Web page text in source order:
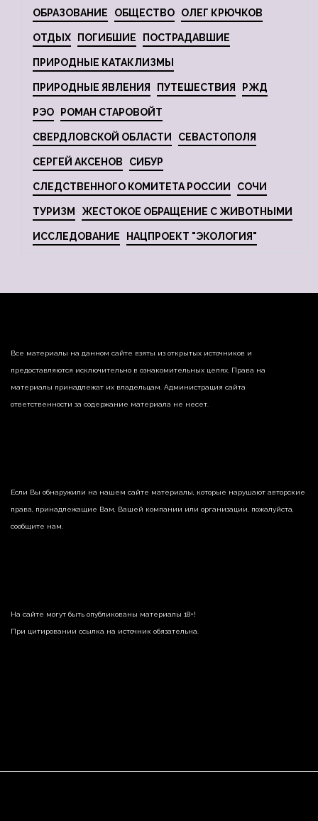
ОБРАЗОВАНИЕ ОБЩЕСТВО ОЛЕГ КРЮЧКОВ
ОТДЫХ ПОГИБШИЕ ПОСТРАДАВШИЕ
ПРИРОДНЫЕ КАТАКЛИЗМЫ
ПРИРОДНЫЕ ЯВЛЕНИЯ ПУТЕШЕСТВИЯ РЖД
РЭО РОМАН СТАРОВОЙТ
СВЕРДЛОВСКОЙ ОБЛАСТИ СЕВАСТОПОЛЯ
СЕРГЕЙ АКСЕНОВ СИБУР
СЛЕДСТВЕННОГО КОМИТЕТА РОССИИ СОЧИ
ТУРИЗМ ЖЕСТОКОЕ ОБРАЩЕНИЕ С ЖИВОТНЫМИ
ИССЛЕДОВАНИЕ НАЦПРОЕКТ "ЭКОЛОГИЯ"
Все материалы на данном сайте взяты из открытых источников и
предоставляются исключительно в ознакомительных целях. Права на
материалы принадлежат их владельцам. Администрация сайта
ответственности за содержание материала не несет.
Если Вы обнаружили на нашем сайте материалы, которые нарушают авторские
права, принадлежащие Вам, Вашей компании или организации, пожалуйста,
сообщите нам.
На сайте могут быть опубликованы материалы 18+!
При цитировании ссылка на источник обязательна.